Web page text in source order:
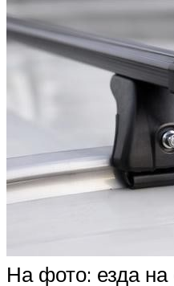
На фото: езда на